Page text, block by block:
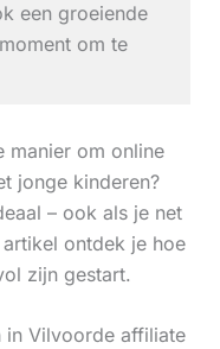
een groeiende
om te
manier om online
jonge kinderen?
– ook als je net
ontdek je hoe
zijn gestart.
in Vilvoorde affiliate